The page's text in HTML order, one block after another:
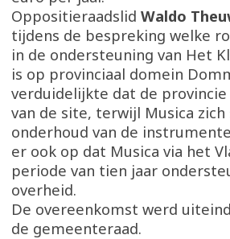
Oppositieraadslid Waldo
tijdens de bespreking welke
in de ondersteuning van Het
is op provinciaal domein
verduidelijkte dat de
van de site, terwijl Musica
onderhoud van de
er ook op dat Musica via het
periode van tien jaar
overheid.
De overeenkomst werd
de gemeenteraad.